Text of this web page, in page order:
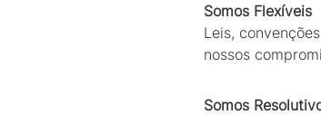
Somos Flexíveis
Leis,
nossos
Somos